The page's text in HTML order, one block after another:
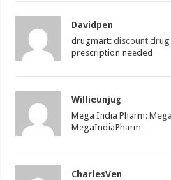
Davidpen
drugmart:discount
prescription needed
Willieunjug
Mega India Pharm:
MegaIndiaPharm
CharlesVen